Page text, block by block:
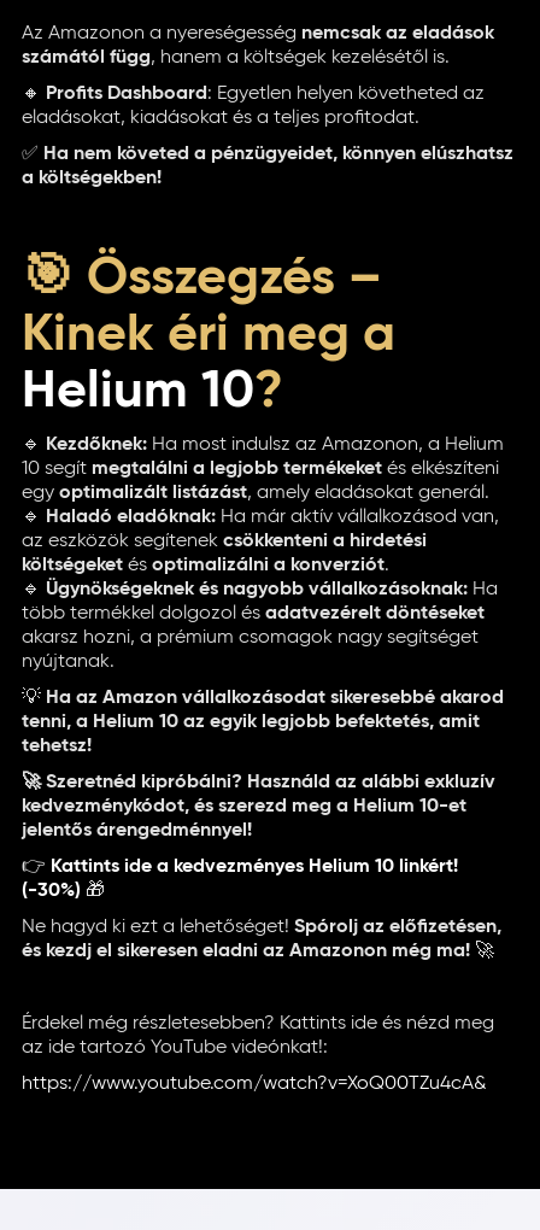
Az Amazonon a nyereségesség nemcsak az eladások
számától függ, hanem a költségek kezelésétől is.
🔸
Profits Dashboard : Egyetlen helyen követheted az
eladásokat, kiadásokat és a teljes profitodat.
✅ Ha nem követed a pénzügyeidet, könnyen elúszhatsz
a költségekben!
🎯 Összegzés –
Kinek éri meg a
Helium 10?
🔹 Kezdőknek: Ha most indulsz az Amazonon, a Helium
10 segít megtalálni a legjobb termékeket és elkészíteni
egy optimalizált listázást, amely eladásokat generál.
🔹
Haladó eladóknak: Ha már aktív vállalkozásod van,
az eszközök segítenek csökkenteni a hirdetési
költségeket és optimalizálni a konverziót.
🔹 Ügynökségeknek és nagyobb vállalkozásoknak: Ha
több termékkel dolgozol és adatvezérelt döntéseket
akarsz hozni, a prémium csomagok nagy segítséget
nyújtanak.
💡 Ha az Amazon vállalkozásodat sikeresebbé akarod
tenni, a Helium 10 az egyik legjobb befektetés, amit
tehetsz!
🚀 Szeretnéd kipróbálni? Használd az alábbi exkluzív
kedvezménykódot, és szerezd meg a Helium 10-et
jelentős árengedménnyel!
👉 Kattints ide a kedvezményes Helium 10 linkért!
(-30%) 🎁
Ne hagyd ki ezt a lehetőséget! Spórolj az előfizetésen,
és kezdj el sikeresen eladni az Amazonon még ma! 🚀
Érdekel még részletesebben? Kattints ide és nézd meg
az ide tartozó YouTube videónkat!:
https://www.youtube.com/watch?v=XoQ00TZu4cA&